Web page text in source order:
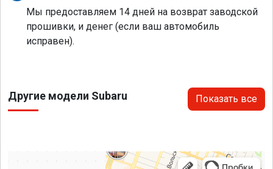
Мы предоставляем 14 дней на возврат заводской
прошивки, и денег (если ваш автомобиль
исправен).
Другие модели Subaru Показать все